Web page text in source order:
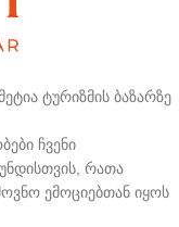
ტურიზმის ბაზარზე
ჩვენი
რათა
ემოციებთან იყოს